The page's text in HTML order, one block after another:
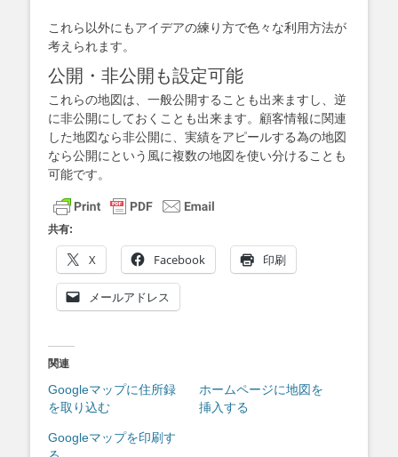
これら以外にもアイデアの練り方で色々な利用方法が
考えられます。
公開・非公開も設定可能
これらの地図は、一般公開することも出来ますし、逆
に非公開にしておくことも出来ます。顧客情報に関連
した地図なら非公開に、実績をアピールする為の地図
なら公開にという風に複数の地図を使い分けることも
可能です。
共有:
X Facebook 印刷
メールアドレス
関連
Googleマップに住所録
を取り込む
ホームページに地図を
挿入する
Googleマップを印刷す